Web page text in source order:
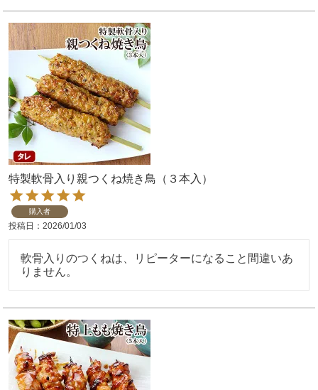
特製軟骨入り親つくね焼き鳥（３本入）
購入者
投稿日 2026/01/03
軟骨入りのつくねは、リピーターになること間違いあ
りません。